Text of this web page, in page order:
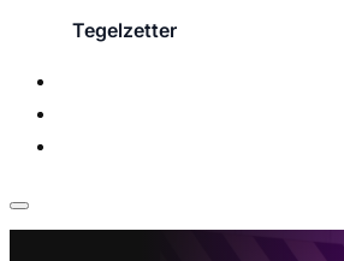
Tegelzetter